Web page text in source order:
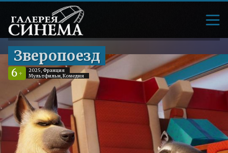
Зверопоезд
6 +
2025, Франция
Мультфильм, Комедия